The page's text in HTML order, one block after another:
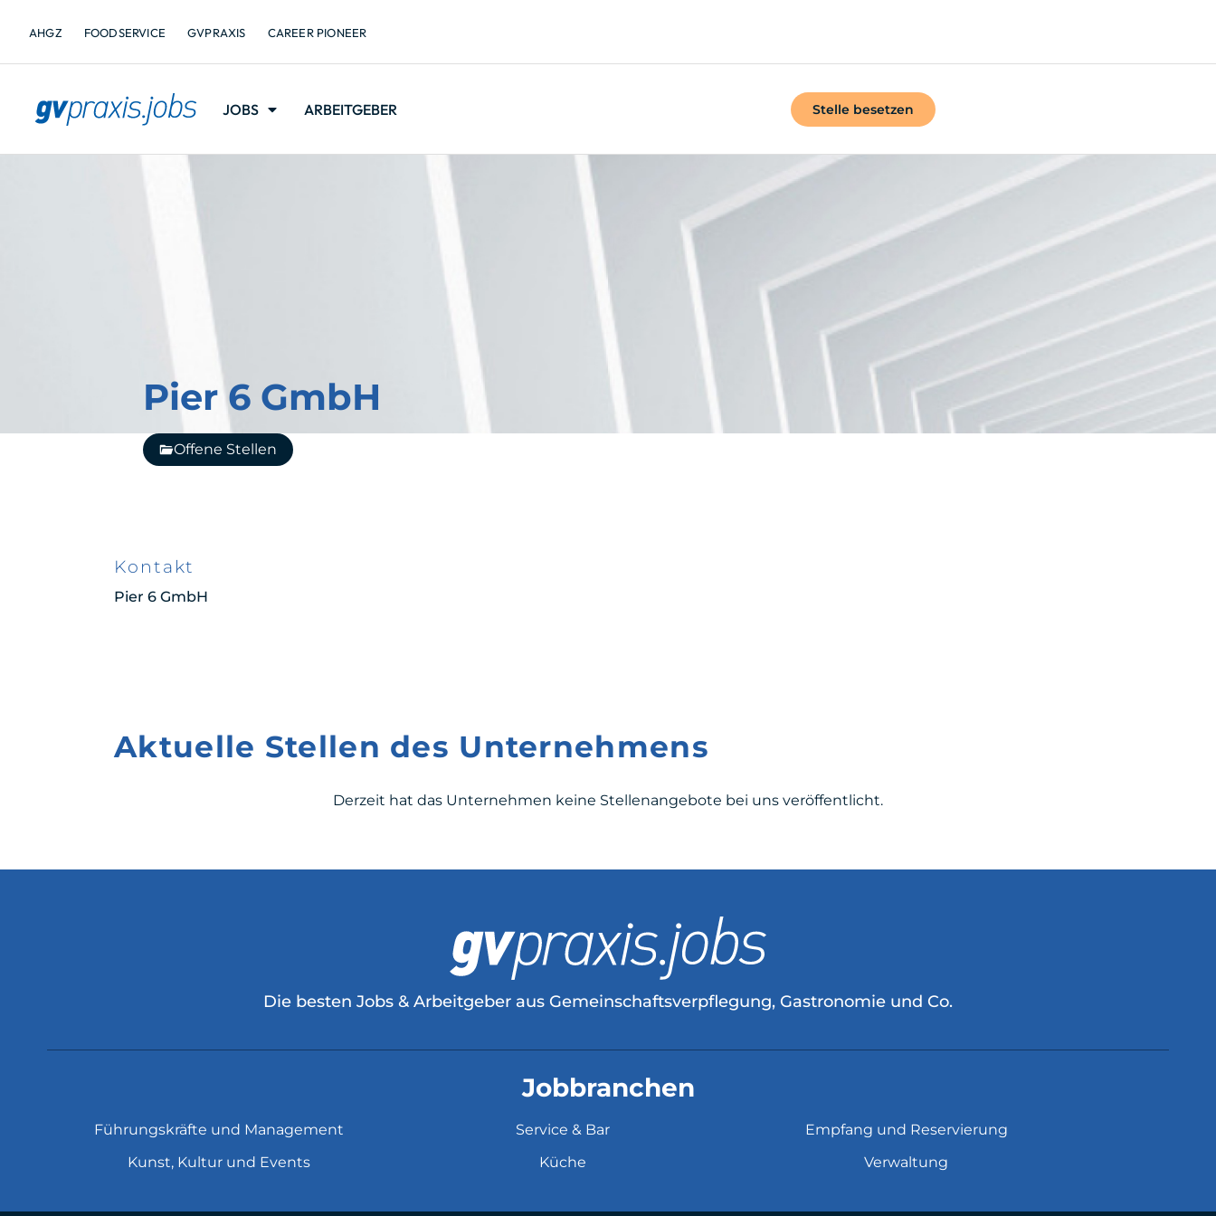
AHGZ FOODSERVICE GVPRAXIS CAREER PIONEER
JOBS ARBEITGEBER Stelle besetzen
Pier 6 GmbH
Offene Stellen
Kontakt
Pier 6 GmbH
Aktuelle Stellen des Unternehmens
Derzeit hat das Unternehmen keine Stellenangebote bei uns veröffentlicht.
Die besten Jobs & Arbeitgeber aus Gemeinschaftsverpflegung, Gastronomie und Co.
Jobbranchen
Führungskräfte und Management
Kunst, Kultur und Events
Service & Bar
Küche
Empfang und Reservierung
Verwaltung